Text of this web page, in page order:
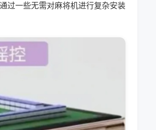
过一些无需对麻将机进行复杂安装